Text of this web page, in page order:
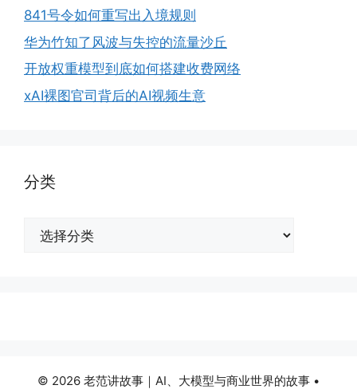
841号令如何重写出入境规则
华为竹知了风波与失控的流量沙丘
开放权重模型到底如何搭建收费网络
xAI裸图官司背后的AI视频生意
分类
© 2026 老范讲故事｜AI、大模型与商业世界的故事 •